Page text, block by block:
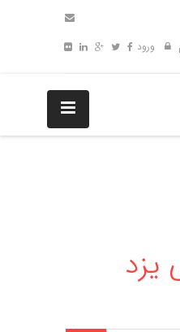
ورود
یزد